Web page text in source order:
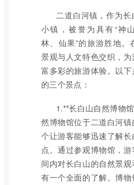
二道白河镇，作为长
小镇，被誉为具有“神
林、仙果”的旅游胜地。
景观与人文特色交织，
富多彩的旅游体验。以
的三个景点：
1.**长白山自然博物
然博物馆位于二道白河
个让游客能够迅速了解
点。通过参观博物馆，
间内对长白山的自然景
有一个全面的了解。博